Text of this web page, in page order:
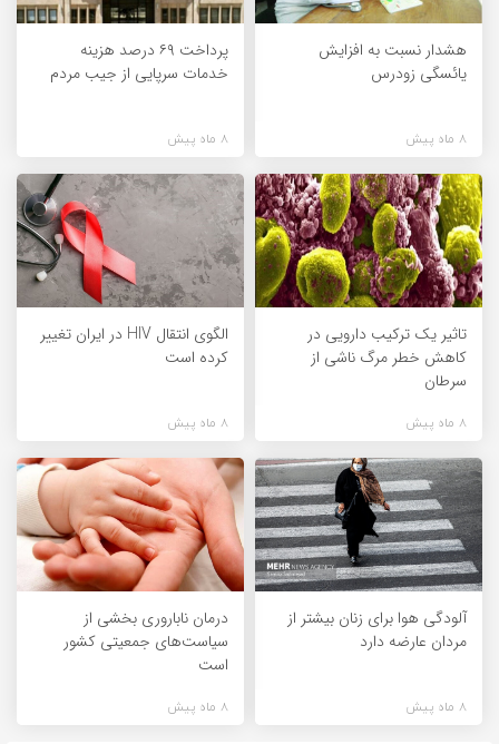
هشدار نسبت به افزایش
یائسگی زودرس
8 ماه پیش
پرداخت ۶۹ درصد هزینه
خدمات سرپایی از جیب مردم
8 ماه پیش
تاثیر یک ترکیب دارویی در
کاهش خطر مرگ ناشی از
سرطان
8 ماه پیش
الگوی انتقال HIV در ایران تغییر
کرده است
8 ماه پیش
آلودگی هوا برای زنان بیشتر از
مردان عارضه دارد
8 ماه پیش
درمان ناباروری بخشی از
سیاست‌های جمعیتی کشور
است
8 ماه پیش